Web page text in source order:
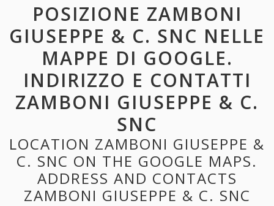
POSIZIONE ZAMBONI
GIUSEPPE & C. SNC NELLE
MAPPE DI GOOGLE.
INDIRIZZO E CONTATTI
ZAMBONI GIUSEPPE & C.
SNC
LOCATION ZAMBONI GIUSEPPE &
C. SNC ON THE GOOGLE MAPS.
ADDRESS AND CONTACTS
ZAMBONI GIUSEPPE & C. SNC